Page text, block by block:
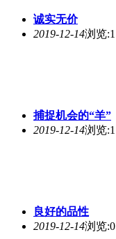
诚实无价
2019-12-14浏览:1
捕捉机会的“羊”
2019-12-14浏览:1
良好的品性
2019-12-14浏览:0